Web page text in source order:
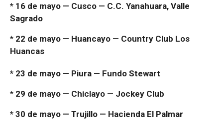
* 16 de mayo — Cusco — C.C. Yanahuara, Valle
Sagrado
* 22 de mayo — Huancayo — Country Club Los
Huancas
* 23 de mayo — Piura — Fundo Stewart
* 29 de mayo — Chiclayo — Jockey Club
* 30 de mayo — Trujillo — Hacienda El Palmar